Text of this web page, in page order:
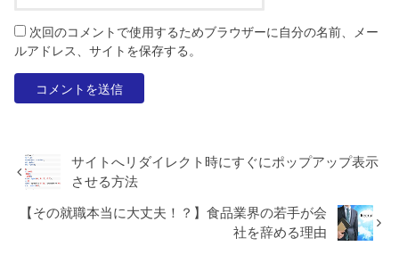
次回のコメントで使用するためブラウザーに自分の名前、メー
ルアドレス、サイトを保存する。
サイトへリダイレクト時にすぐにポップアップ表示
させる方法
【その就職本当に大丈夫！？】食品業界の若手が会
社を辞める理由